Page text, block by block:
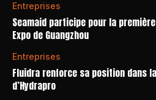
Entreprises
Seamaid participe pour la
Expo de Guangzhou
Entreprises
Fluidra renforce sa position dans
d’Hydrapro